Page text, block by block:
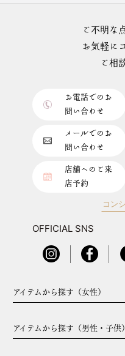
ご不明な
お気軽に
ご相
お電話でのお
問い合わせ
メールでのお
問い合わせ
店舗へのご来
店予約
コン
OFFICIAL SNS
アイテムから探す（女性）
アイテムから探す（男性・子供）